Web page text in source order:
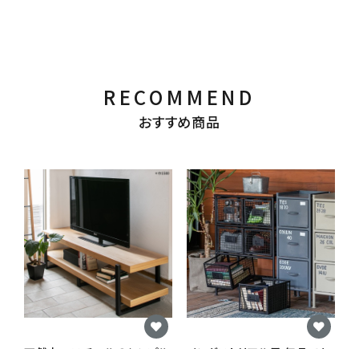
RECOMMEND
おすすめ商品